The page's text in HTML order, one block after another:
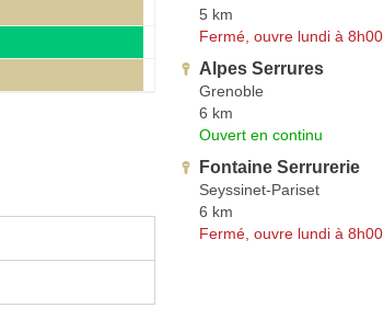
5 km
Fermé, ouvre lundi à 8h00
Alpes Serrures
Grenoble
6 km
Ouvert en continu
Fontaine Serrurerie
Seyssinet-Pariset
6 km
Fermé, ouvre lundi à 8h00